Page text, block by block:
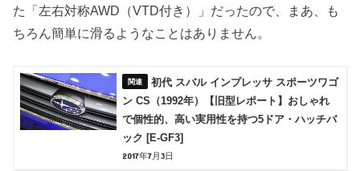
た「左右対称AWD（VTD付き）」だったので、まあ、も
ちろん簡単に滑るようなことはありません。
初代 スバル インプレッサ スポーツワゴ
ン CS（1992年）【旧型レポート】おしゃれ
で個性的、高い実用性を持つ5ドア・ハッチバ
ック [E-GF3]
2017年7月3日